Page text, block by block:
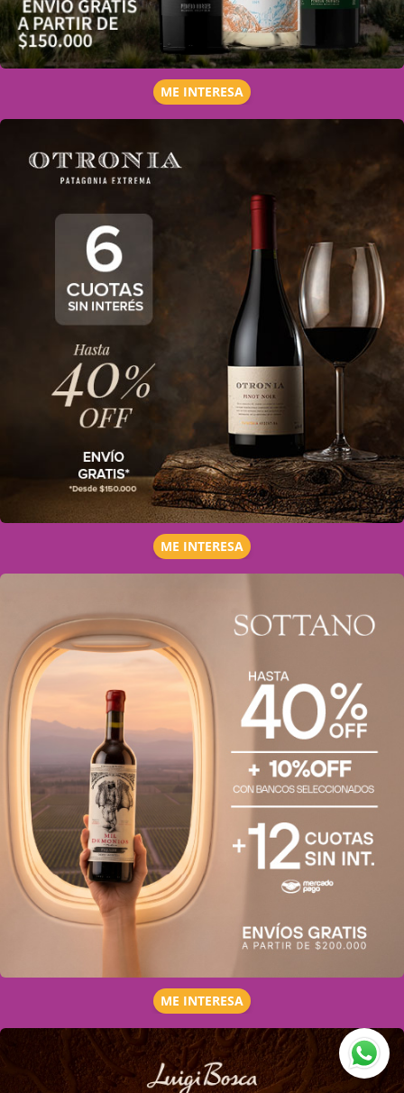
ME INTERESA
ME INTERESA
ME INTERESA